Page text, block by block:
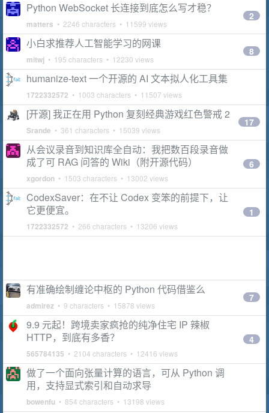
Python WebSocket 长连接到底怎么写才稳？
matters • 2246 characters • 11599 views
2
小白求推荐人工智能学习的网课
mitwj • 195 characters • 12230 views
8
humanize-text 一个开源的 AI 文本拟人化工具集
1722332572 • 1003 characters • 11507 views
[开源] 我正在用 Python 复刻经典游戏红色警戒 2
Srande • 361 characters • 15039 views
17
从会议录音到知识库全自动：我把数百段录音做
成了可 RAG 问答的 Wiki（附开源代码）
xgordon • 1503 characters • 13002 views
6
CodexSaver：在不让 Codex 变笨的前提下，让
它更便宜。
1722332572 • 266 characters • 13206 views
1
有准确绘制缠论中枢的 Python 代码借鉴么
admirez • 9 characters • 15878 views
7
9.9 元起！跨境卖家疯抢的纯净住宅 IP 辣椒
HTTP，到底有多香？
565784135 • 2104 characters • 12416 views
4
做了一个面向张量计算的语言，可从 Python 调
用，支持显式索引和自动求导
bowenfu • 854 characters • 13198 views